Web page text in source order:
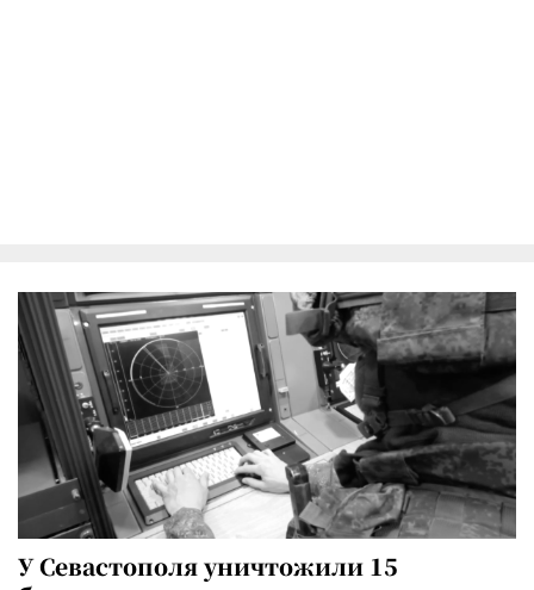
У Севастополя уничтожили 15